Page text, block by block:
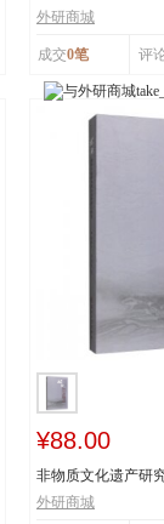
辽宁省级非物...
外研商城
成交0笔 评
¥88.00
非物质文化遗产研
腔口述剧本的...
外研商城